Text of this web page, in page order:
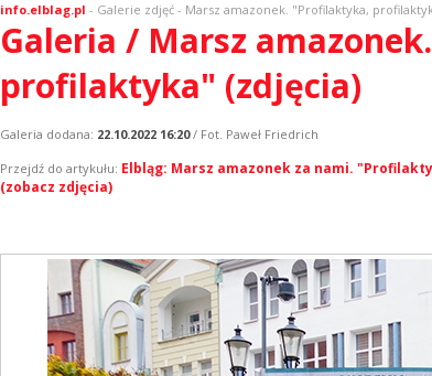
info.elblag.pl - Galerie zdjęć- Marsz amazonek. "Profilaktyka,
Galeria / Marsz
profilaktyka" (zdjęcia)
Galeria dodana: 22.10.2022 16:20/ Fot. Paweł Friedrich
Przejdź do artykułu: Elbląg: Marsz amazonek za nami.
(zobacz zdjęcia)